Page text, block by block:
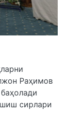
Раҳимов
сирлари